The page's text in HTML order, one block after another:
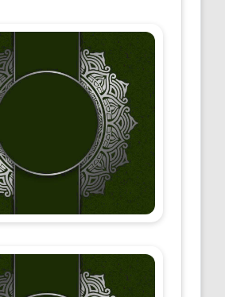
بیروباوەڕ
مێژوو
گشتی